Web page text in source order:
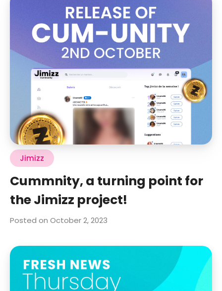
Jimizz
Cummnity, a turning point for
the Jimizz project!
Posted on October 2, 2023